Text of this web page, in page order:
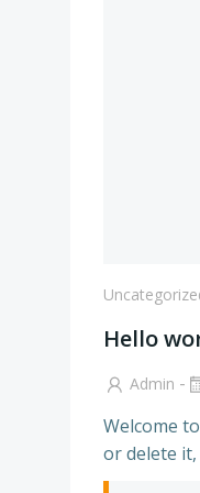
Hello
Admin -
Welcome
or delete